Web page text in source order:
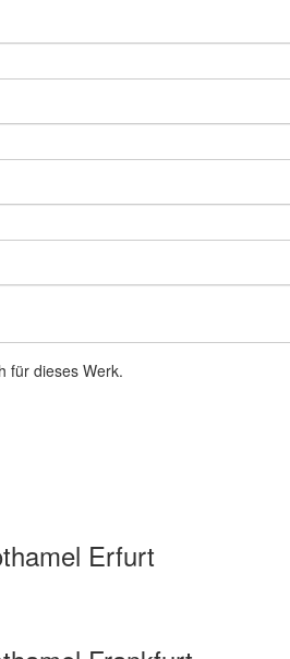
für dieses Werk.
Erfurt